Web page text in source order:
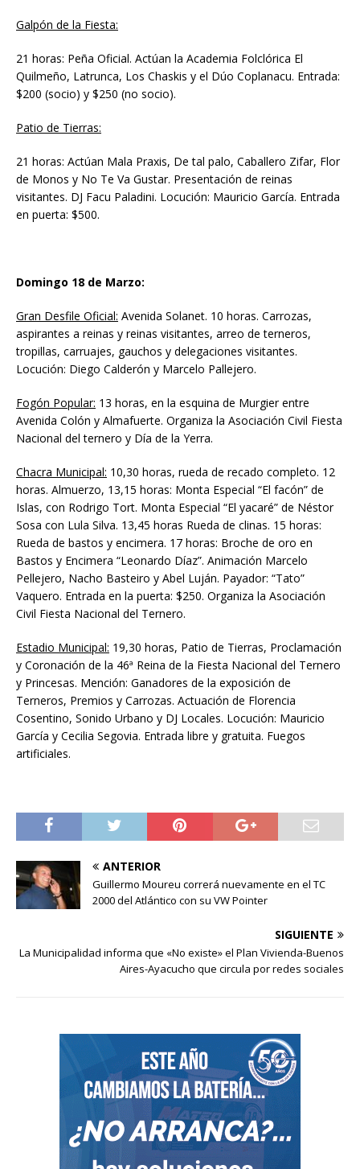
Galpón de la Fiesta:
21 horas: Peña Oficial. Actúan la Academia Folclórica El
Quilmeño, Latrunca, Los Chaskis y el Dúo Coplanacu. Entrada:
$200 (socio) y $250 (no socio).
Patio de Tierras:
21 horas: Actúan Mala Praxis, De tal palo, Caballero Zifar, Flor
de Monos y No Te Va Gustar. Presentación de reinas
visitantes. DJ Facu Paladini. Locución: Mauricio García. Entrada
en puerta: $500.
Domingo 18 de Marzo:
Gran Desfile Oficial: Avenida Solanet. 10 horas. Carrozas,
aspirantes a reinas y reinas visitantes, arreo de terneros,
tropillas, carruajes, gauchos y delegaciones visitantes.
Locución: Diego Calderón y Marcelo Pallejero.
Fogón Popular: 13 horas, en la esquina de Murgier entre
Avenida Colón y Almafuerte. Organiza la Asociación Civil Fiesta
Nacional del ternero y Día de la Yerra.
Chacra Municipal: 10,30 horas, rueda de recado completo. 12
horas. Almuerzo, 13,15 horas: Monta Especial “El facón” de
Islas, con Rodrigo Tort. Monta Especial “El yacaré” de Néstor
Sosa con Lula Silva. 13,45 horas Rueda de clinas. 15 horas:
Rueda de bastos y encimera. 17 horas: Broche de oro en
Bastos y Encimera “Leonardo Díaz”. Animación Marcelo
Pellejero, Nacho Basteiro y Abel Luján. Payador: “Tato”
Vaquero. Entrada en la puerta: $250. Organiza la Asociación
Civil Fiesta Nacional del Ternero.
Estadio Municipal: 19,30 horas, Patio de Tierras, Proclamación
y Coronación de la 46ª Reina de la Fiesta Nacional del Ternero
y Princesas. Mención: Ganadores de la exposición de
Terneros, Premios y Carrozas. Actuación de Florencia
Cosentino, Sonido Urbano y DJ Locales. Locución: Mauricio
García y Cecilia Segovia. Entrada libre y gratuita. Fuegos
artificiales.
ANTERIOR
Guillermo Moureu correrá nuevamente en el TC
2000 del Atlántico con su VW Pointer
SIGUIENTE
La Municipalidad informa que «No existe» el Plan Vivienda-Buenos
Aires-Ayacucho que circula por redes sociales